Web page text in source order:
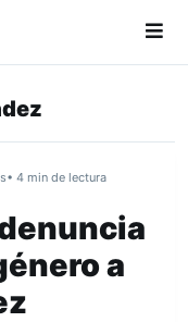
• 4 min de lectura
a